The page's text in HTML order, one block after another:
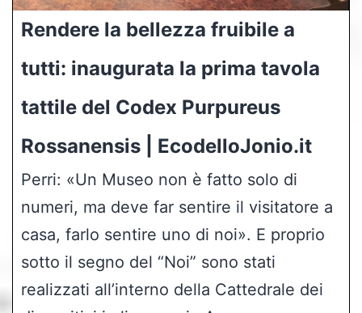
Rendere la bellezza fruibile a
tutti: inaugurata la prima tavola
tattile del Codex Purpureus
Rossanensis | EcodelloJonio.it
Perri: «Un Museo non è fatto solo di
numeri, ma deve far sentire il visitatore a
casa, farlo sentire uno di noi». E proprio
sotto il segno del “Noi” sono stati
realizzati all’interno della Cattedrale dei